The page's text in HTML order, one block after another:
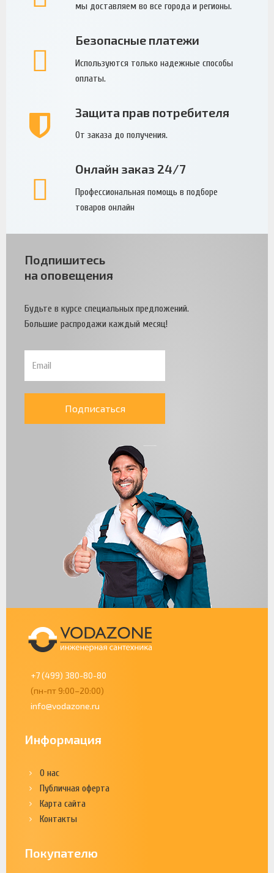
мы доставляем во все города и регионы.
Безопасные платежи
Используются только надежные способы
оплаты.
Защита прав потребителя
От заказа до получения.
Онлайн заказ 24/7
Профессиональная помощь в подборе
товаров онлайн
Подпишитесь
на оповещения
Будьте в курсе специальных предложений.
Большие распродажи каждый месяц!
Подписаться
+7 (499) 380-80-80
(пн-пт 9:00–20:00)
info@vodazone.ru
Информация
О нас
Публичная оферта
Карта сайта
Контакты
Покупателю